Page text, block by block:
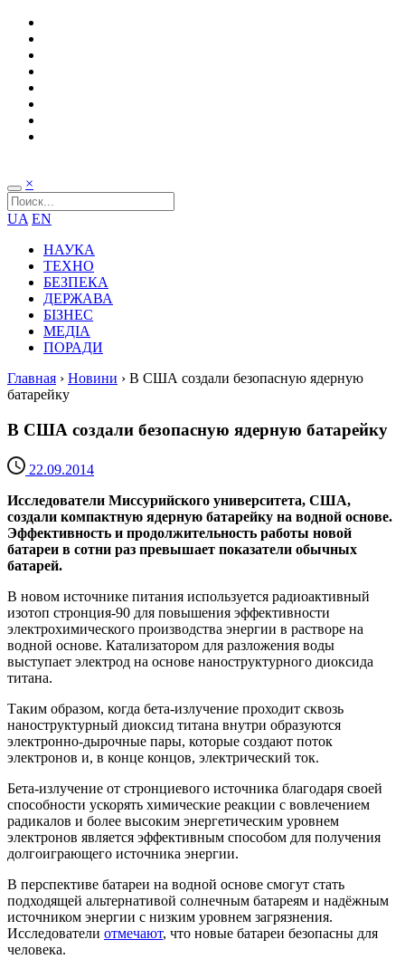
×
UA EN
НАУКА
ТЕХНО
БЕЗПЕКА
ДЕРЖАВА
БІЗНЕС
МЕДІА
ПОРАДИ
Главная › Новини › В США создали безопасную ядерную
батарейку
В США создали безопасную ядерную батарейку
22.09.2014
Исследователи Миссурийского университета, США,
создали компактную ядерную батарейку на водной основе.
Эффективность и продолжительность работы новой
батареи в сотни раз превышает показатели обычных
батарей.
В новом источнике питания используется радиоактивный
изотоп стронция-90 для повышения эффективности
электрохимического производства энергии в растворе на
водной основе. Катализатором для разложения воды
выступает электрод на основе наноструктурного диоксида
титана.
Таким образом, когда бета-излучение проходит сквозь
наноструктурный диоксид титана внутри образуются
электронно-дырочные пары, которые создают поток
электронов и, в конце концов, электрический ток.
Бета-излучение от стронциевого источника благодаря своей
способности ускорять химические реакции с вовлечением
радикалов и более высоким энергетическим уровнем
электронов является эффективным способом для получения
долгоиграющего источника энергии.
В перспективе батареи на водной основе смогут стать
подходящей альтернативой солнечным батареям и надёжным
источником энергии с низким уровнем загрязнения.
Исследователи отмечают, что новые батареи безопасны для
человека.